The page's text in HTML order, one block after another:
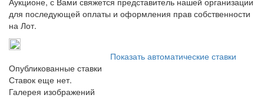
для последующей оплаты и оформления прав собственности
на Лот.
Показать автоматические ставки
Опубликованные ставки
Ставок еще нет.
Галерея изображений